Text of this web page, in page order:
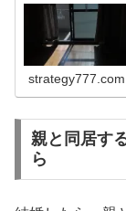
strategy777.com
親と同居す
ら